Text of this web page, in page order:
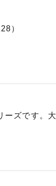
）
ーズです。大